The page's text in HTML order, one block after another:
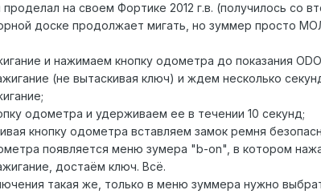
на своем Фортике 2012 г.в. (получилось со
доске продолжает мигать, но зуммер просто
и нажимаем кнопку одометра до показания
(не вытаскивая ключ) и ждем несколько
одометра и удерживаем ее в течении 10 секунд;
кнопку одометра вставляем замок ремня
появляется меню зумера "b-on", в котором
достаём ключ. Всё.
такая же, только в меню зуммера нужно